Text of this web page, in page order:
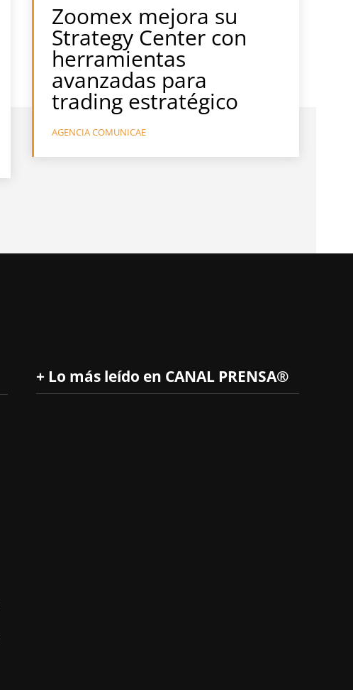
Zoomex mejora su
Strategy Center con
herramientas
avanzadas para
trading estratégico
AGENCIA COMUNICAE
+ Lo más leído en CANAL PRENSA®